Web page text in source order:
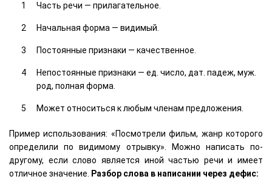
Часть речи — прилагательное.
Начальная форма — видимый.
Постоянные признаки — качественное.
Непостоянные признаки — ед. число, дат. падеж, муж.
род, полная форма.
Может относиться к любым членам предложения.
Пример использования: «Посмотрели фильм, жанр которого
определили по видимому отрывку». Можно написать по-
другому, если слово является иной частью речи и имеет
отличное значение.
Разбор слова в написании через дефис: